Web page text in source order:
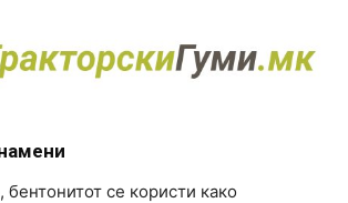
бентонитот се користи како